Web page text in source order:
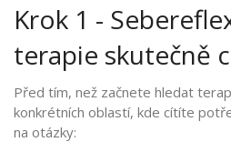
Krok 1 -
terapie skutečně
Před tím, než začnete hledat
konkrétních oblastí, kde cítíte
na otázky: